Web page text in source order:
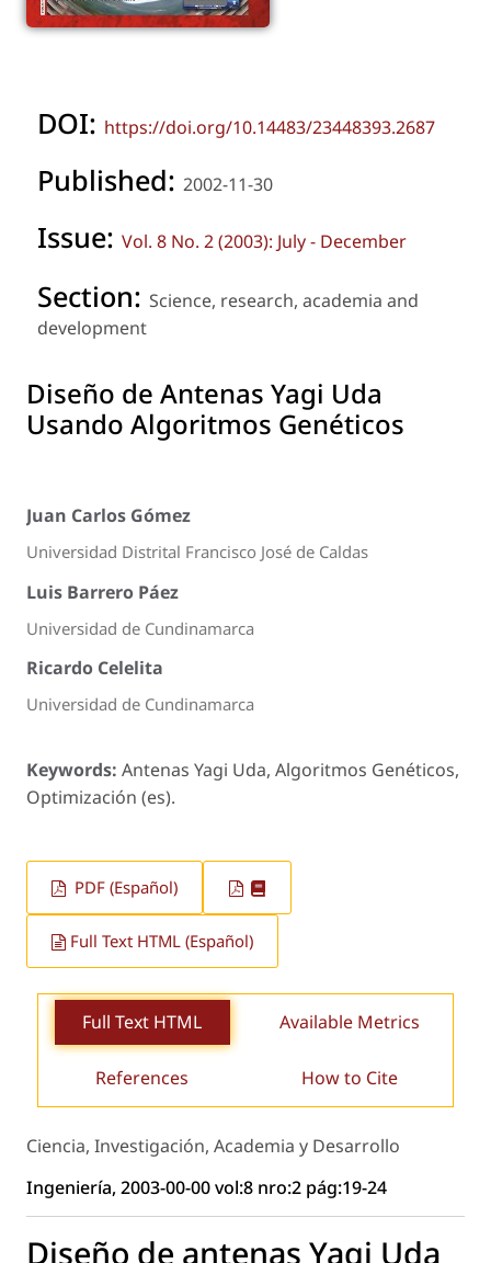
DOI: https://doi.org/10.14483/23448393.2687
Published: 2002-11-30
Issue: Vol. 8 No. 2 (2003): July - December
Section: Science, research, academia and
development
Diseño de Antenas Yagi Uda
Usando Algoritmos Genéticos
Juan Carlos Gómez
Universidad Distrital Francisco José de Caldas
Luis Barrero Páez
Universidad de Cundinamarca
Ricardo Celelita
Universidad de Cundinamarca
Keywords: Antenas Yagi Uda, Algoritmos Genéticos,
Optimización (es).
PDF (Español)
Full Text HTML (Español)
Full Text HTML Available Metrics
References How to Cite
Ciencia, Investigación, Academia y Desarrollo
Ingeniería, 2003-00-00 vol:8 nro:2 pág:19-24
Diseño de antenas Yagi Uda